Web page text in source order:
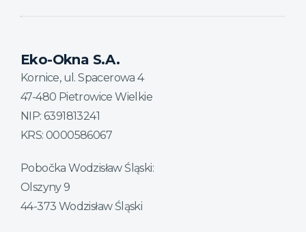
Eko-Okna S.A.
Kornice, ul. Spacerowa 4
47-480 Pietrowice Wielkie
NIP: 6391813241
KRS: 0000586067
Pobočka Wodzisław Śląski:
Olszyny 9
44-373 Wodzisław Śląski